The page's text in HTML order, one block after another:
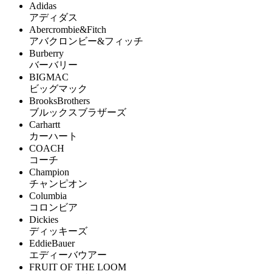
Adidas
アディダス
Abercrombie&Fitch
アバクロンビー&フィッチ
Burberry
バーバリー
BIGMAC
ビッグマック
BrooksBrothers
ブルックスブラザーズ
Carhartt
カーハート
COACH
コーチ
Champion
チャンピオン
Columbia
コロンビア
Dickies
ディッキーズ
EddieBauer
エディーバウアー
FRUIT OF THE LOOM